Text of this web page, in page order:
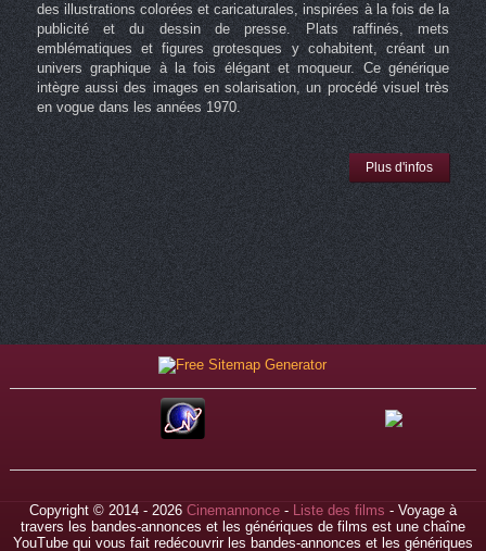
des illustrations colorées et caricaturales, inspirées à la fois de la
publicité et du dessin de presse. Plats raffinés, mets
emblématiques et figures grotesques y cohabitent, créant un
univers graphique à la fois élégant et moqueur. Ce générique
intègre aussi des images en solarisation, un procédé visuel très
en vogue dans les années 1970.
Plus d'infos
Copyright © 2014 - 2026 Cinemannonce- Liste des films - Voyage à
travers les bandes-annonces et les génériques de films est une chaîne
YouTube qui vous fait redécouvrir les bandes-annonces et les génériques